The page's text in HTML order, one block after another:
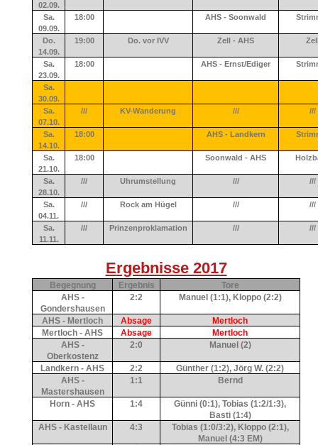
02.09.
Sa.
09.09.
18:00 AHS - Soonwald
Do.
14.09.
19:00 Do. vor IVV Zell - AHS
Sa.
23.09.
18:00 AHS - Ernst/Ediger
Sa.
30.09.
Sa.
07.10.
/// KV-Wanderung /// ///
Sa.
14.10.
18:00 AHS - Landkern
Sa.
21.10.
18:00 Soonwald - AHS
Sa.
28.10.
/// Uhrumstellung /// ///
Sa.
04.11.
/// Rock am Hügel /// ///
Sa.
11.11.
/// Prinzenproklamation /// ///
Ergebnisse 2017
Begegnung Ergebnis
Tore
AHS -
Gondershausen
2:2 Manuel (1:1), Kloppo (2:2)
AHS - Mertloch Absage
Mertloch
Mertloch - AHS
Absage
Mertloch
AHS -
Oberkostenz
2:0 Manuel (2)
Landkern - AHS 2:2
Günther (1:2), Jörg W. (2:2)
AHS -
Mastershausen
1:1 Bernd
Horn - AHS 1:4
Günni (0:1), Tobias (1:2/1:3),
Basti (1:4)
AHS - Kastellaun
4:3
Tobias (1:0/3:2), Kloppo (2:1),
Manuel (4:3 EM)